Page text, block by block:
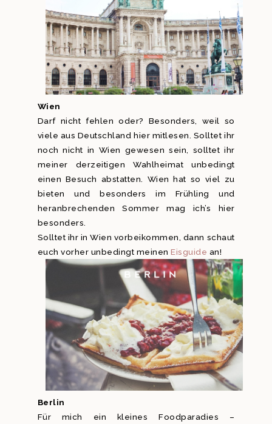
Wien
Darf nicht fehlen oder? Besonders, weil so
viele aus Deutschland hier mitlesen. Solltet ihr
noch nicht in Wien gewesen sein, solltet ihr
meiner derzeitigen Wahlheimat unbedingt
einen Besuch abstatten. Wien hat so viel zu
bieten und besonders im Frühling und
heranbrechenden Sommer mag ich’s hier
besonders.
Solltet ihr in Wien vorbeikommen, dann schaut
euch vorher unbedingt meinen Eisguide an!
Berlin
Für mich ein kleines Foodparadies –